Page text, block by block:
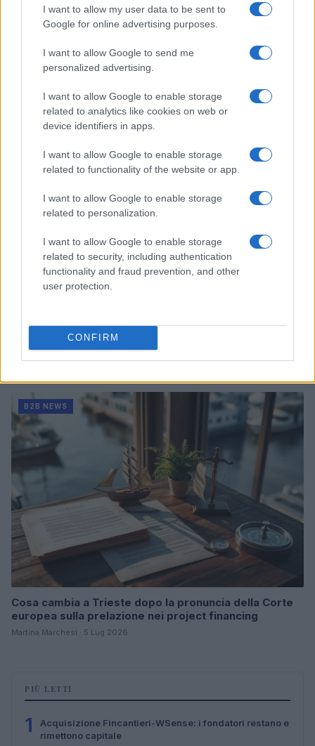
I want to allow my user data to be sent to
Google for online advertising purposes.
I want to allow Google to send me
personalized advertising.
I want to allow Google to enable storage
related to analytics like cookies on web or
device identifiers in apps.
I want to allow Google to enable storage
related to functionality of the website or app.
I want to allow Google to enable storage
related to personalization.
I want to allow Google to enable storage
related to security, including authentication
functionality and fraud prevention, and other
user protection.
CONFIRM
Ripensare le tecnologie umanitarie oltre i criteri dei
donatori
Martina Marchesi · 10 Lug 2026
B2B NEWS
Acquisizione Fincantieri-WSense: i fondatori restano
e rimettono capitale
B2B NEWS
Cosa cambia a Trieste dopo la pronuncia della Corte
europea sulla prelazione nei project financing
Martina Marchesi · 5 Lug 2026
PIÙ LETTI
1
Acquisizione Fincantieri-WSense: i fondatori restano e
rimettono capitale